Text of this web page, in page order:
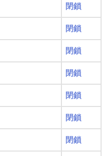
閉鎖
閉鎖
閉鎖
閉鎖
閉鎖
閉鎖
閉鎖